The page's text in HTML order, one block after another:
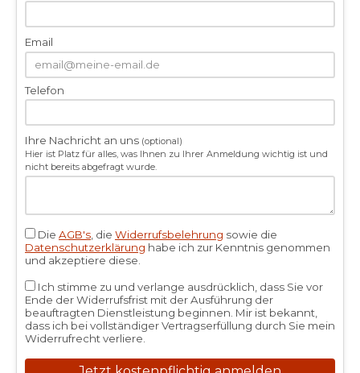
Email
Telefon
Ihre Nachricht an uns (optional)
Hier ist Platz für alles, was Ihnen zu Ihrer Anmeldung wichtig ist und
nicht bereits abgefragt wurde.
Die AGB's, die Widerrufsbelehrung sowie die
Datenschutzerklärung habe ich zur Kenntnis genommen
und akzeptiere diese.
Ich stimme zu und verlange ausdrücklich, dass Sie vor
Ende der Widerrufsfrist mit der Ausführung der
beauftragten Dienstleistung beginnen. Mir ist bekannt,
dass ich bei vollständiger Vertragserfüllung durch Sie mein
Widerrufrecht verliere.